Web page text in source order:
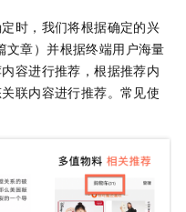
时，我们将根据确定的兴
文章）并根据终端用户海量
容进行推荐，根据推荐内
联内容进行推荐。常见使